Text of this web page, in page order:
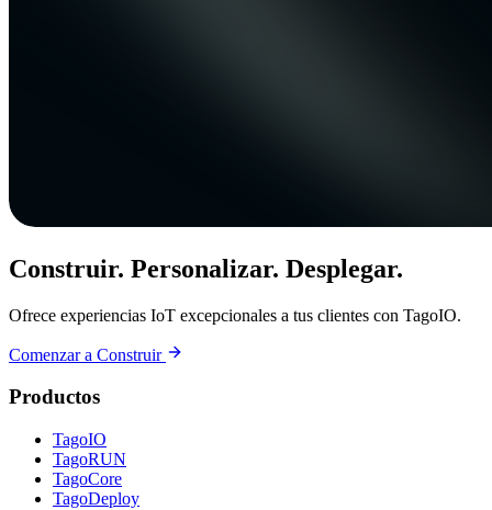
Construir. Personalizar. Desplegar.
Ofrece experiencias IoT excepcionales a tus clientes con TagoIO.
Comenzar a Construir
Productos
TagoIO
TagoRUN
TagoCore
TagoDeploy